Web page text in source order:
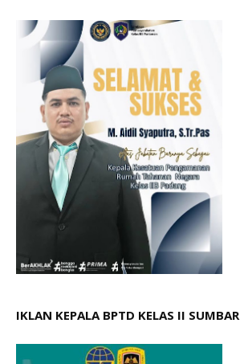
IKLAN KEPALA BPTD KELAS II SUMBAR